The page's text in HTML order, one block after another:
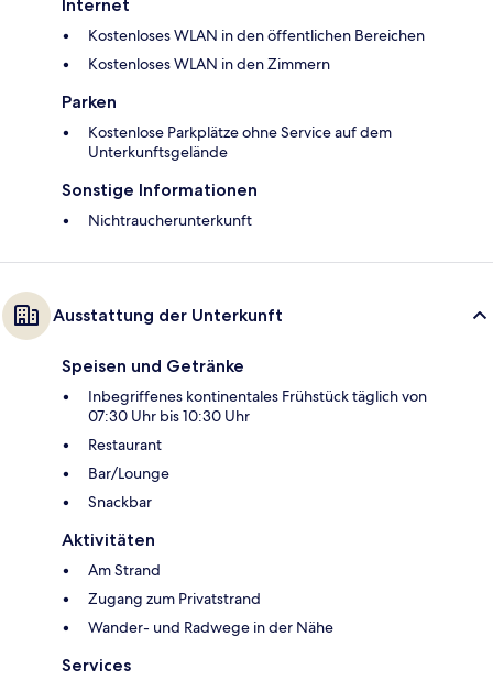
Internet
Kostenloses WLAN in den öffentlichen Bereichen
Kostenloses WLAN in den Zimmern
Parken
Kostenlose Parkplätze ohne Service auf dem
Unterkunftsgelände
Sonstige Informationen
Nichtraucherunterkunft
Ausstattung der Unterkunft
Speisen und Getränke
Inbegriffenes kontinentales Frühstück täglich von
07:30 Uhr bis 10:30 Uhr
Restaurant
Bar/Lounge
Snackbar
Aktivitäten
Am Strand
Zugang zum Privatstrand
Wander- und Radwege in der Nähe
Services